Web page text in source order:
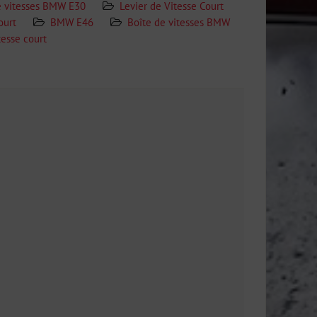
BMW E30
Levier de Vitesse Court
BMW E46
Boîte de vitesses BMW
court